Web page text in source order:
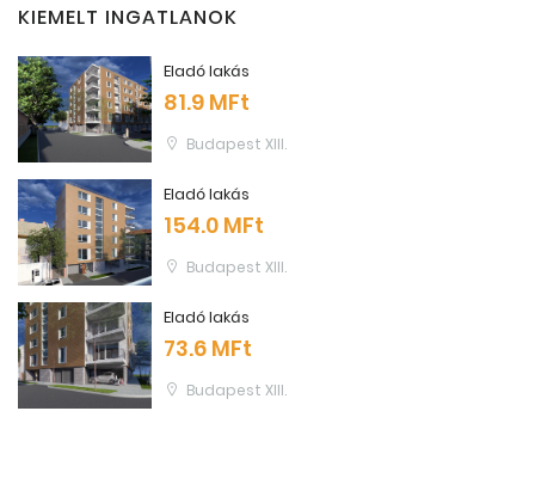
KIEMELT INGATLANOK
Eladó lakás
81.9 MFt
Budapest XIII.
Eladó lakás
154.0 MFt
Budapest XIII.
Eladó lakás
73.6 MFt
Budapest XIII.